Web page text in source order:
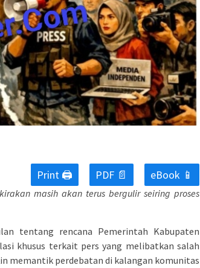
Print 🖨 PDF 📄 eBook 📱
masih akan terus bergulir seiring proses
tentang rencana Pemerintah Kabupaten
khusus terkait pers yang melibatkan salah
memantik perdebatan di kalangan komunitas